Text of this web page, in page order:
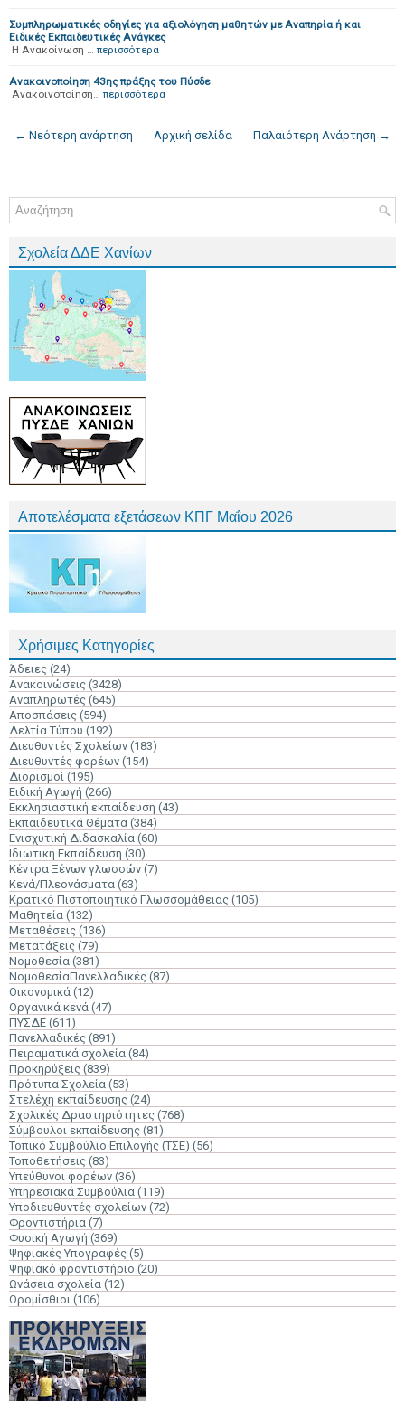
Συμπληρωματικές οδηγίες για αξιολόγηση μαθητών με Αναπηρία ή και
Ειδικές Εκπαιδευτικές Ανάγκες
Η Ανακοίνωση … περισσότερα
Ανακοινοποίηση 43ης πράξης του Πύσδε
Ανακοινοποίηση… περισσότερα
← Νεότερη ανάρτηση Παλαιότερη Ανάρτηση →
Αρχική σελίδα
Σχολεία ΔΔΕ Χανίων
Αποτελέσματα εξετάσεων ΚΠΓ Μαΐου 2026
Χρήσιμες Κατηγορίες
Άδειες (24)
Ανακοινώσεις (3428)
Αναπληρωτές (645)
Αποσπάσεις (594)
Δελτία Τύπου (192)
Διευθυντές Σχολείων (183)
Διευθυντές φορέων (154)
Διορισμοί (195)
Ειδική Αγωγή (266)
Εκκλησιαστική εκπαίδευση (43)
Εκπαιδευτικά Θέματα (384)
Ενισχυτική Διδασκαλία (60)
Ιδιωτική Εκπαίδευση (30)
Κέντρα Ξένων γλωσσών (7)
Κενά/Πλεονάσματα (63)
Κρατικό Πιστοποιητικό Γλωσσομάθειας (105)
Μαθητεία (132)
Μεταθέσεις (136)
Μετατάξεις (79)
Νομοθεσία (381)
ΝομοθεσίαΠανελλαδικές (87)
Οικονομικά (12)
Οργανικά κενά (47)
ΠΥΣΔΕ (611)
Πανελλαδικές (891)
Πειραματικά σχολεία (84)
Προκηρύξεις (839)
Πρότυπα Σχολεία (53)
Στελέχη εκπαίδευσης (24)
Σχολικές Δραστηριότητες (768)
Σύμβουλοι εκπαίδευσης (81)
Τοπικό Συμβούλιο Επιλογής (ΤΣΕ) (56)
Τοποθετήσεις (83)
Υπεύθυνοι φορέων (36)
Υπηρεσιακά Συμβούλια (119)
Υποδιευθυντές σχολείων (72)
Φροντιστήρια (7)
Φυσική Αγωγή (369)
Ψηφιακές Υπογραφές (5)
Ψηφιακό φροντιστήριο (20)
Ωνάσεια σχολεία (12)
Ωρομίσθιοι (106)